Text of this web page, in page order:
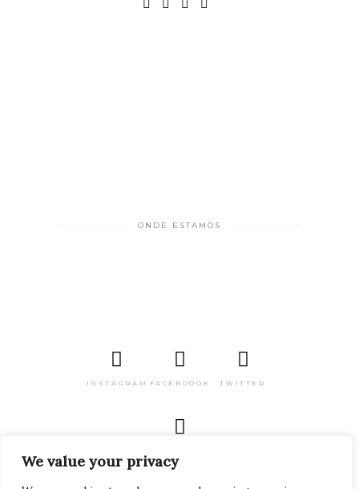
We value your privacy
ONDE ESTAMOS
INSTAGRAM FACEBOOOK TWITTER